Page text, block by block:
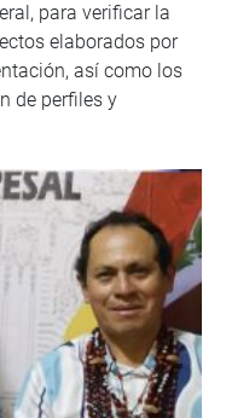
para verificar la
elaborados por
así como los
de perfiles y